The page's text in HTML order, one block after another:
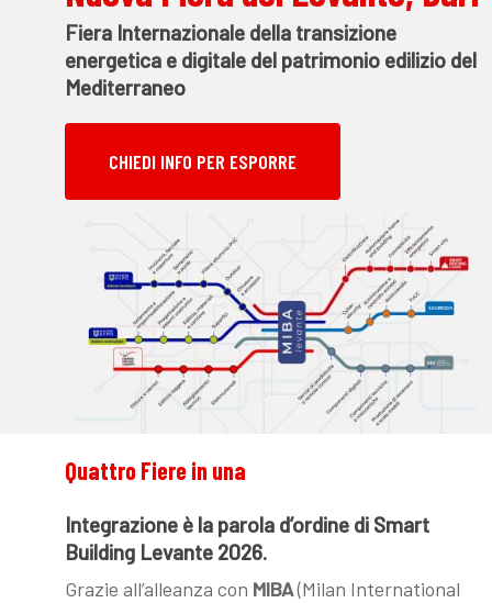
Fiera Internazionale della transizione
energetica e digitale del patrimonio edilizio del
Mediterraneo
CHIEDI INFO PER ESPORRE
QuattroFiereinuna
Integrazione è la parola d’ordine di Smart
Building Levante 2026.
Grazie all’alleanza con MIBA(Milan International